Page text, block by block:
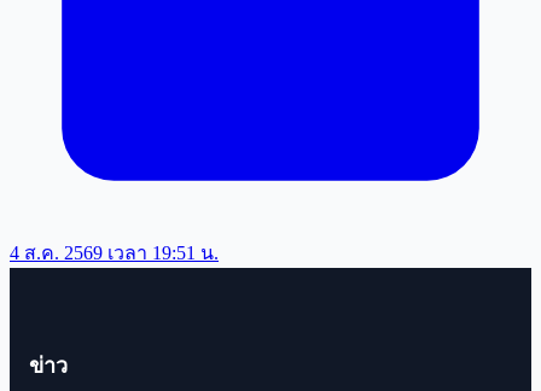
4 ส.ค. 2569 เวลา 19:51 น.
ข่าว